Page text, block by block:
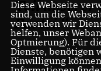
Teil unserer
Partei.
Diese Webseite
sind, um die
verwenden wir
helfen, unser
Optmierung). Für
Dienste, benötigen
Einwilligung